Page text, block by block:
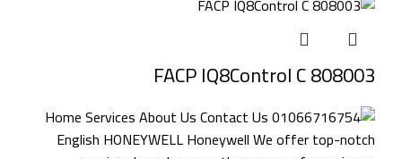
FACP IQ8Control C 808003